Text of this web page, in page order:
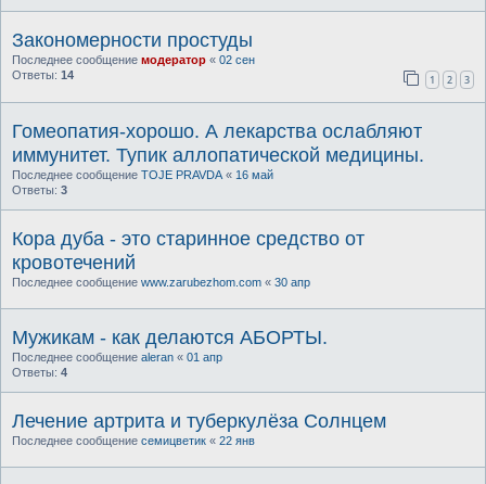
Закономерности простуды
Последнее сообщение модератор « 02 сен
Ответы: 14 1 2 3
Гомеопатия-хорошо. А лекарства ослабляют
иммунитет. Тупик аллопатической медицины.
Последнее сообщение TOJE PRAVDA « 16 май
Ответы: 3
Кора дуба - это старинное средство от
кровотечений
Последнее сообщение www.zarubezhom.com « 30 апр
Мужикам - как делаются АБОРТЫ.
Последнее сообщение aleran « 01 апр
Ответы: 4
Лечение артрита и туберкулёза Солнцем
Последнее сообщение семицветик « 22 янв